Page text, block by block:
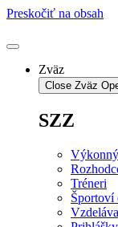
Preskočiť na obsah
Zväz
Close Zväz
SZZ
Tréneri
Športoví